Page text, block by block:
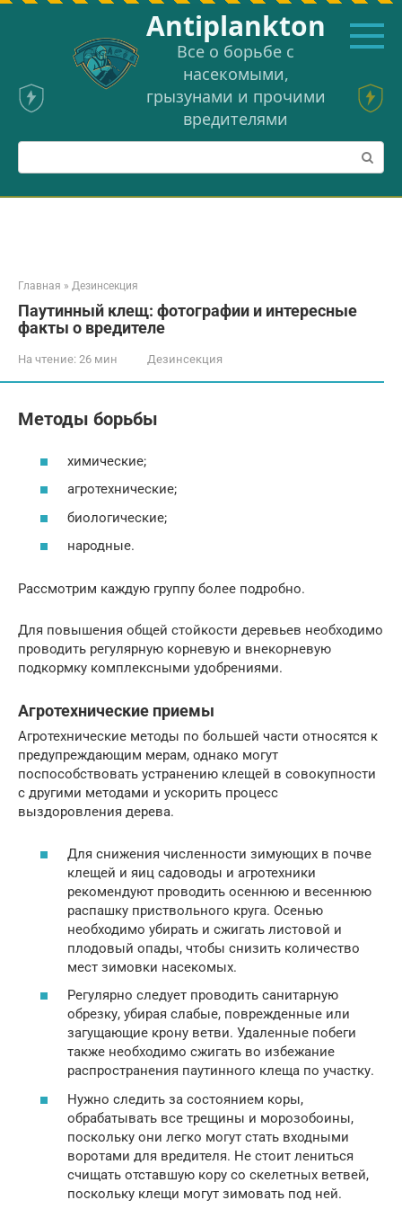
Перейти
Аntiplankton
Все о борьбе с
насекомыми,
грызунами и прочими
вредителями
Поиск:
Главная » Дезинсекция
Паутинный клещ: фотографии и интересные
факты о вредителе
На чтение: 26 мин Дезинсекция
Методы борьбы
химические;
агротехнические;
биологические;
народные.
Рассмотрим каждую группу более подробно.
Для повышения общей стойкости деревьев необходимо
проводить регулярную корневую и внекорневую
подкормку комплексными удобрениями.
Агротехнические приемы
Агротехнические методы по большей части относятся к
предупреждающим мерам, однако могут
поспособствовать устранению клещей в совокупности
с другими методами и ускорить процесс
выздоровления дерева.
Для снижения численности зимующих в почве
клещей и яиц садоводы и агротехники
рекомендуют проводить осеннюю и весеннюю
распашку приствольного круга. Осенью
необходимо убирать и сжигать листовой и
плодовый опады, чтобы снизить количество
мест зимовки насекомых.
Регулярно следует проводить санитарную
обрезку, убирая слабые, поврежденные или
загущающие крону ветви. Удаленные побеги
также необходимо сжигать во избежание
распространения паутинного клеща по участку.
Нужно следить за состоянием коры,
обрабатывать все трещины и морозобоины,
поскольку они легко могут стать входными
воротами для вредителя. Не стоит лениться
счищать отставшую кору со скелетных ветвей,
поскольку клещи могут зимовать под ней.